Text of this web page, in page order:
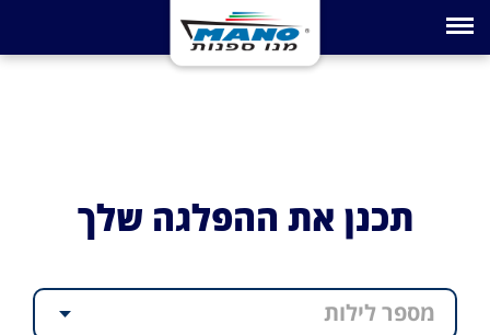
Toggle navigation
תכנן את ההפלגה שלך
מספר לילות